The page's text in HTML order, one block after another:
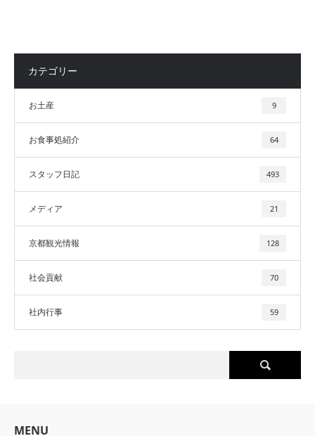
カテゴリー
お土産 9
お食事処紹介 64
スタッフ日記 493
メディア 21
京都観光情報 128
社会貢献 70
社内行事 59
MENU